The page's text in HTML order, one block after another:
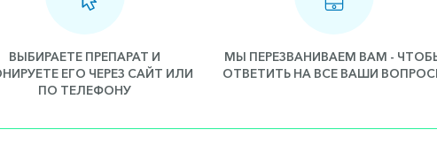
ВЫБИРАЕТЕ ПРЕПАРАТ И
ЕГО ЧЕРЕЗ САЙТ ИЛИ
ПО ТЕЛЕФОНУ
МЫ ПЕРЕЗВАНИВАЕМ ВАМ -
ОТВЕТИТЬ НА ВСЕ ВАШИ